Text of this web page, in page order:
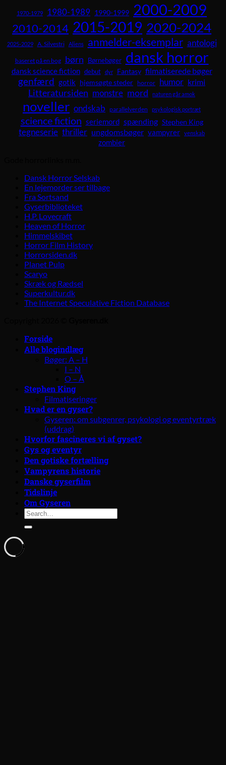
1970-1979 1980-1989 1990-1999 2000-2009
2010-2014 2015-2019 2020-2024
2025-2029 A. Silvestri Aliens anmelder-eksemplar antologi
baseret på en bog børn Børnebøger dansk horror
dansk science fiction debut dyr Fantasy filmatiserede bøger
genfærd gotik hjemsøgte steder horror humor krimi
Litteratursiden monstre mord naturen går amok
noveller ondskab parallelverden psykologisk portræt
science fiction seriemord spænding Stephen King
tegneserie thriller ungdomsbøger vampyrer venskab
zombier
Dansk Horror Selskab
En lejemorder ser tilbage
Fra Sortsand
Gyserbiblioteket
H.P. Lovecraft
Heaven of Horror
Himmelskibet
Horror Film History
Horrorsiden.dk
Planet Pulp
Scaryo
Skræk og Rædsel
Superkultur.dk
The Internet Speculative Fiction Database
Forside
Alle blogindlæg
Bøger: A – H
I – N
O – Å
Stephen King
Filmatiseringer
Hvad er en gyser?
Gyseren: om subgenrer, psykologi og eventyrtræk
(uddrag)
Hvorfor fascineres vi af gyset?
Gys og eventyr
Den gotiske fortælling
Vampyrens historie
Danske gyserfilm
Tidslinje
Om Gyseren